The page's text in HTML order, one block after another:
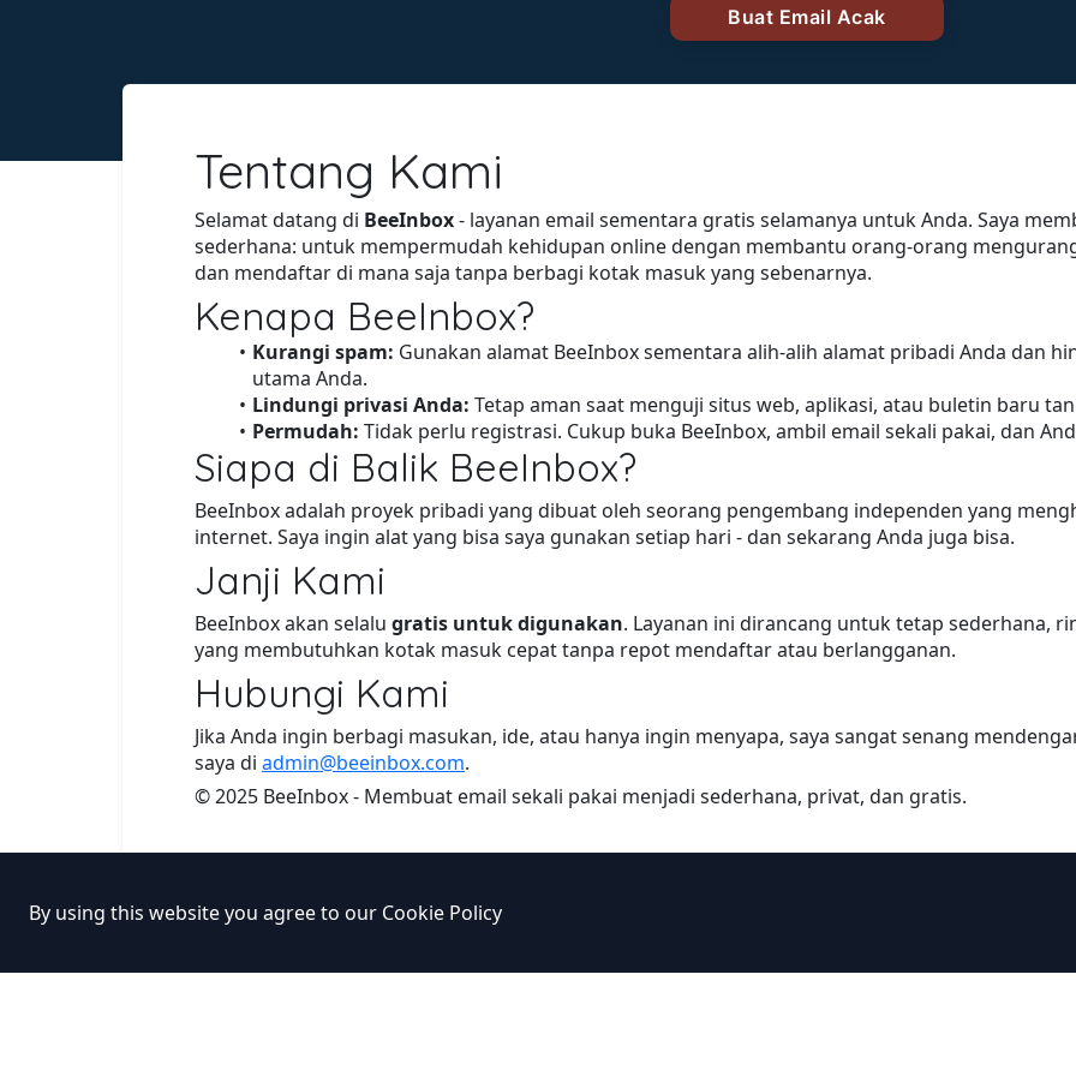
Tentang Kami
Selamat datang di BeeInbox- layanan email sementara gratis selamanya untuk Anda. Saya
sederhana: untuk mempermudah kehidupan online dengan membantu orang-orang
dan mendaftar di mana saja tanpa berbagi kotak masuk yang sebenarnya.
Kenapa BeeInbox?
Kurangi spam: Gunakan alamat BeeInbox sementara alih-alih alamat pribadi Anda dan
utama Anda.
Lindungi privasi Anda: Tetap aman saat menguji situs web, aplikasi, atau buletin baru
Permudah: Tidak perlu registrasi. Cukup buka BeeInbox, ambil email sekali pakai, dan
Siapa di Balik BeeInbox?
BeeInbox adalah proyek pribadi yang dibuat oleh seorang pengembang independen yang
internet. Saya ingin alat yang bisa saya gunakan setiap hari - dan sekarang Anda juga bisa.
Janji Kami
BeeInbox akan selalu gratis untuk digunakan. Layanan ini dirancang untuk tetap sederhana,
yang membutuhkan kotak masuk cepat tanpa repot mendaftar atau berlangganan.
Hubungi Kami
Jika Anda ingin berbagi masukan, ide, atau hanya ingin menyapa, saya sangat senang
saya di admin@beeinbox.com.
© 2025 BeeInbox - Membuat email sekali pakai menjadi sederhana, privat, dan gratis.
By using this website you agree to our Cookie Policy